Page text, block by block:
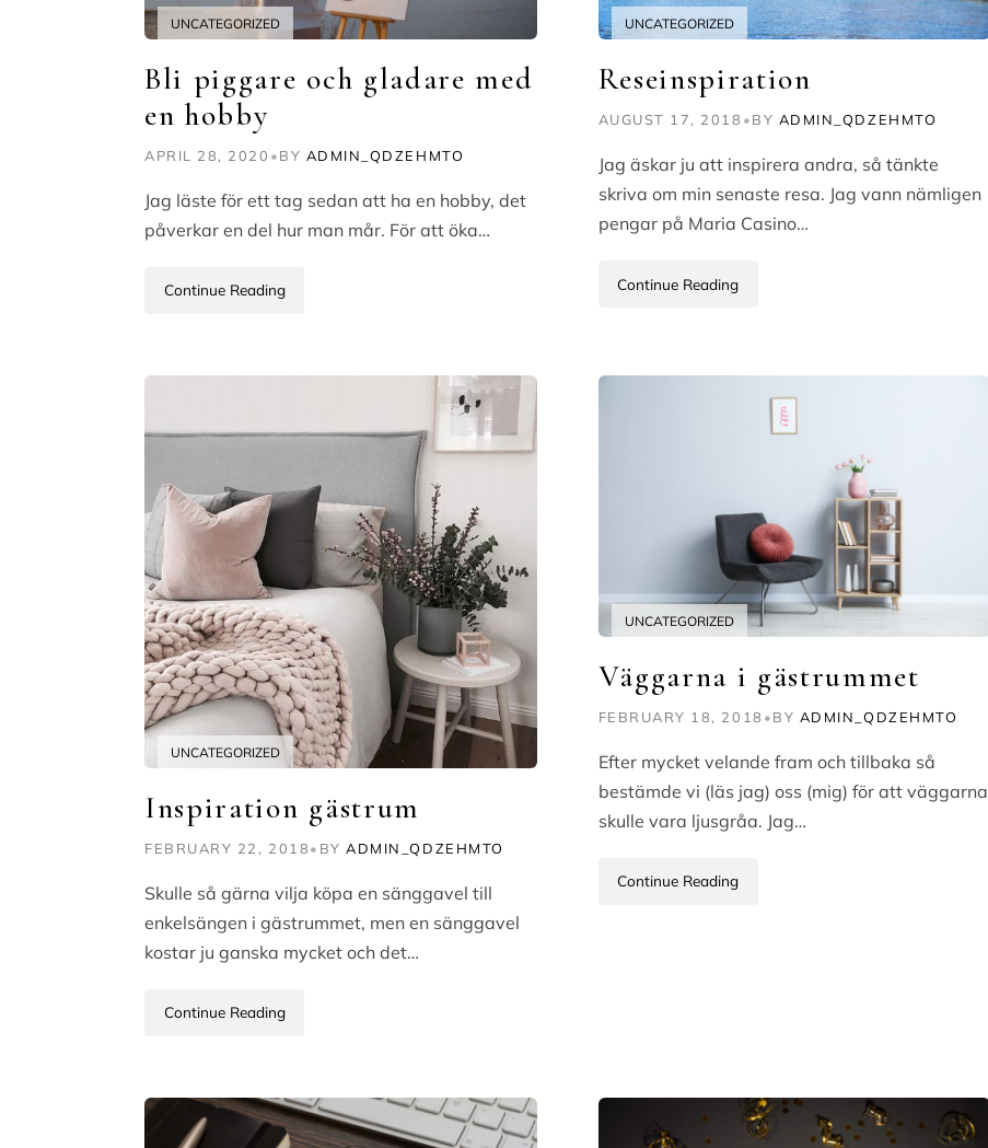
UNCATEGORIZED
Bli piggare och gladare med
en hobby
APRIL 28, 2020 •BY ADMIN_QDZEHMTO
Jag läste för ett tag sedan att ha en hobby, det
påverkar en del hur man mår. För att öka…
Continue Reading
UNCATEGORIZED
Reseinspiration
AUGUST 17, 2018 •BY ADMIN_QDZEHMTO
Jag äskar ju att inspirera andra, så tänkte
skriva om min senaste resa. Jag vann nämligen
pengar på Maria Casino…
Continue Reading
UNCATEGORIZED
Inspiration gästrum
FEBRUARY 22, 2018• BYADMIN_QDZEHMTO
Skulle så gärna vilja köpa en sänggavel till
enkelsängen i gästrummet, men en sänggavel
kostar ju ganska mycket och det…
Continue Reading
UNCATEGORIZED
Väggarna i gästrummet
FEBRUARY 18, 2018 •BY ADMIN_QDZEHMTO
Efter mycket velande fram och tillbaka så
bestämde vi (läs jag) oss (mig) för att väggarna
skulle vara ljusgråa. Jag…
Continue Reading